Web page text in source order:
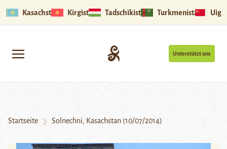
Kasachstan Kirgistan Tadschikistan Turkmenistan
Unterstützt uns
Startseite Solnechni, Kasachstan (10/07/2014)